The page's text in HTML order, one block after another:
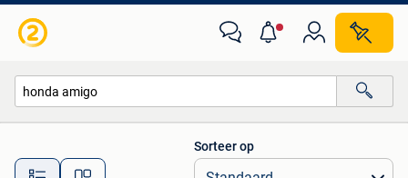
Alle afstanden…
Sorteer op